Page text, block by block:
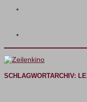
SCHLAGWORTARCHIV: